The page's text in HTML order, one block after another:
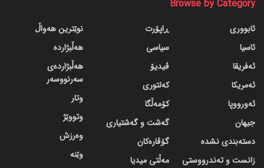
Browse by Category
ئابووری
ئاسیا
ئەفریقا
ئەمریکا
ئەورووپا
جیهان
دسته‌بندی نشده
زانست و تەندرووستی
ڕاپۆرت
سیاسی
ڤیدیۆ
کەلتوری
کۆمەڵگا
گه‌شت و گه‌شتیاری
گۆڤاره‌کان
مەڵتی میدیا
نوێترین هەواڵ
هەڵبژاردە
هەڵبژاردەی
سەرنووسەر
وتار
وتووێژ
وەرزش
وێنە